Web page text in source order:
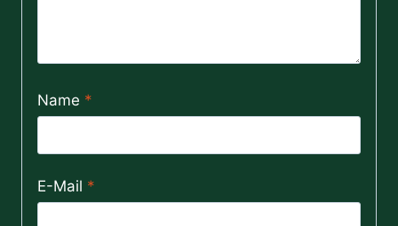
Name *
E-Mail *